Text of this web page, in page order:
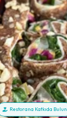
Restorana Katkıda Bulun